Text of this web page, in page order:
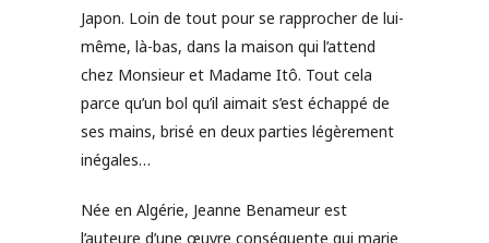
Japon. Loin de tout pour se rapprocher de lui-
même, là-bas, dans la maison qui l’attend
chez Monsieur et Madame Itô. Tout cela
parce qu’un bol qu’il aimait s’est échappé de
ses mains, brisé en deux parties légèrement
inégales…
Née en Algérie, Jeanne Benameur est
l’auteure d’une œuvre conséquente qui marie